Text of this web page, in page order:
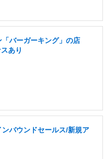
バーガーキング」の店
あり
バウンドセールス/新規ア